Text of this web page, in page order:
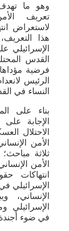
وهو ما
تعريف
لاستعراض
هذا
الإسرائيلي
القدس
فرضية
الرئيس
النساء في
بناء على
الإجابة
الاحتلال
الأمن
ثلاثة
الأمن
انتهاكات
الإسرائيلي
الإنساني،
الإسرائيلي
في ضوء أجندة